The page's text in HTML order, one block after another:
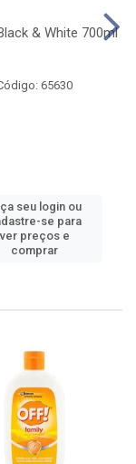
& White 700ml
65630
seu login ou
se para
ver preços e
comprar